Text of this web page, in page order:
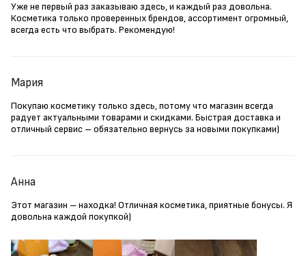
Уже не первый раз заказываю здесь, и каждый раз довольна.
Косметика только проверенных брендов, ассортимент огромный,
всегда есть что выбрать. Рекомендую!
Мария
Покупаю косметику только здесь, потому что магазин всегда
радует актуальными товарами и скидками. Быстрая доставка и
отличный сервис – обязательно вернусь за новыми покупками)
Анна
Этот магазин – находка! Отличная косметика, приятные бонусы. Я
довольна каждой покупкой)